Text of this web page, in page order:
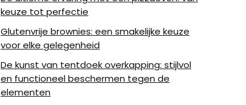
keuze tot perfectie
Glutenvrije brownies: een smakelijke keuze
voor elke gelegenheid
De kunst van tentdoek overkapping: stijlvol
en functioneel beschermen tegen de
elementen